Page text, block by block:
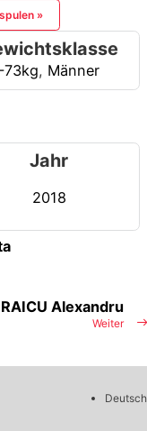
»
-73kg, Männer
Jahr
2018
Weiter
Alexandru
Deutsch